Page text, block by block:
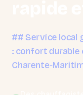
## Service local
: confort
Charente-